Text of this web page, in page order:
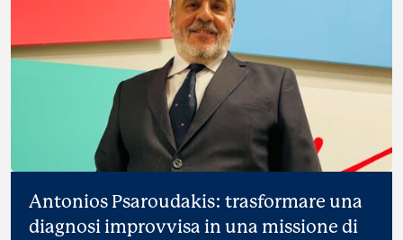
Antonios Psaroudakis: trasformare una
diagnosi improvvisa in una missione di